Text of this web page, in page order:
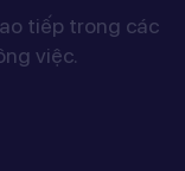
tiếp trong các
việc.